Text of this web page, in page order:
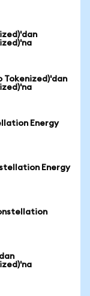
Tokenized)'dan
Energy
Energy